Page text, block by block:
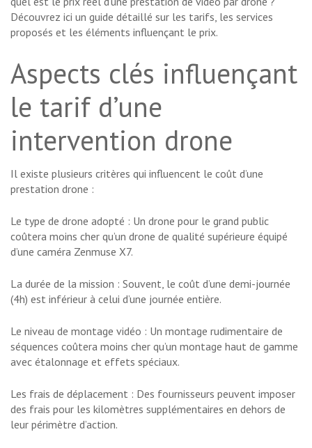
Découvrez ici un guide détaillé sur les tarifs, les services
proposés et les éléments influençant le prix.
Aspects clés influençant
le tarif d’une
intervention drone
Il existe plusieurs critères qui influencent le coût d’une
prestation drone :
Le type de drone adopté : Un drone pour le grand public
coûtera moins cher qu’un drone de qualité supérieure équipé
d’une caméra Zenmuse X7.
La durée de la mission : Souvent, le coût d’une demi-journée
(4h) est inférieur à celui d’une journée entière.
Le niveau de montage vidéo : Un montage rudimentaire de
séquences coûtera moins cher qu’un montage haut de gamme
avec étalonnage et effets spéciaux.
Les frais de déplacement : Des fournisseurs peuvent imposer
des frais pour les kilomètres supplémentaires en dehors de
leur périmètre d’action.